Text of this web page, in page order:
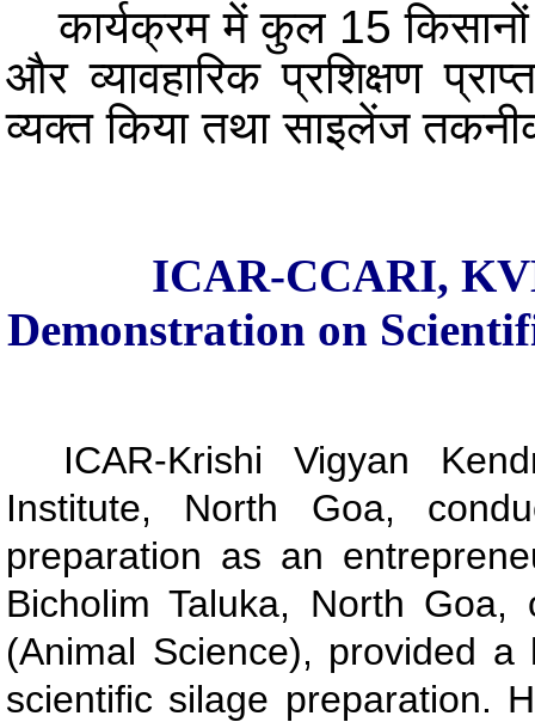
कार्यक्रम में कुल 15 किसानों
और व्यावहारिक प्रशिक्षण
व्यक्त किया तथा साइलेंज
ICAR-CCARI,
Demonstration on
ICAR-Krishi Vigyan
Institute, North Goa,
preparation as an
Bicholim Taluka, North
(Animal Science), provided
scientific silage preparation.